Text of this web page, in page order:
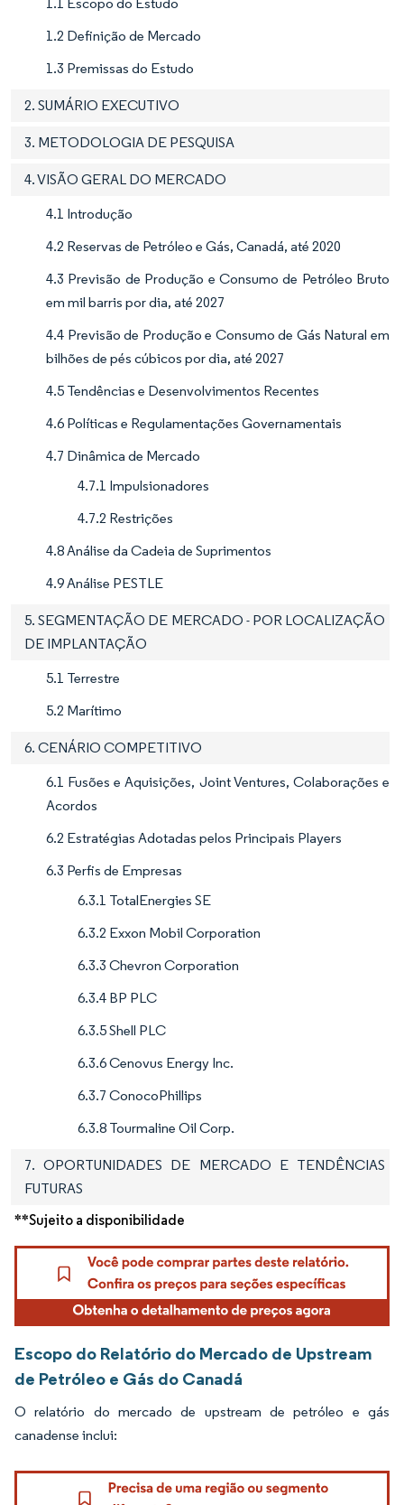
1.2 Definição de Mercado
1.3 Premissas do Estudo
2. SUMÁRIO EXECUTIVO
3. METODOLOGIA DE PESQUISA
4. VISÃO GERAL DO MERCADO
4.1 Introdução
4.2 Reservas de Petróleo e Gás, Canadá, até 2020
4.3 Previsão de Produção e Consumo de Petróleo Bruto
em mil barris por dia, até 2027
4.4 Previsão de Produção e Consumo de Gás Natural em
bilhões de pés cúbicos por dia, até 2027
4.5 Tendências e Desenvolvimentos Recentes
4.6 Políticas e Regulamentações Governamentais
4.7 Dinâmica de Mercado
4.7.1 Impulsionadores
4.7.2 Restrições
4.8 Análise da Cadeia de Suprimentos
4.9 Análise PESTLE
5. SEGMENTAÇÃO DE MERCADO - POR LOCALIZAÇÃO
DE IMPLANTAÇÃO
5.1 Terrestre
5.2 Marítimo
6. CENÁRIO COMPETITIVO
6.1 Fusões e Aquisições, Joint Ventures, Colaborações e
Acordos
6.2 Estratégias Adotadas pelos Principais Players
6.3 Perfis de Empresas
6.3.1 TotalEnergies SE
6.3.2 Exxon Mobil Corporation
6.3.3 Chevron Corporation
6.3.4 BP PLC
6.3.5 Shell PLC
6.3.6 Cenovus Energy Inc.
6.3.7 ConocoPhillips
6.3.8 Tourmaline Oil Corp.
7. OPORTUNIDADES DE MERCADO E TENDÊNCIAS
FUTURAS
**Sujeito a disponibilidade
Escopo do Relatório do Mercado de Upstream
de Petróleo e Gás do Canadá
O relatório do mercado de upstream de petróleo e gás
canadense inclui: